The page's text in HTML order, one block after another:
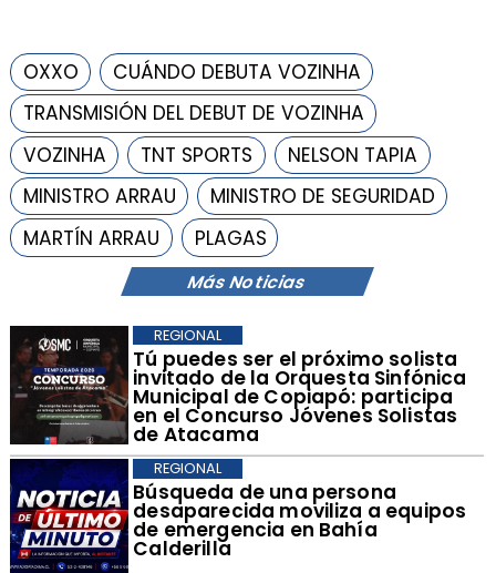
Más Noticias
Tú puedes ser el próximo solista
invitado de la Orquesta Sinfónica
Municipal de Copiapó: participa
en el Concurso Jóvenes Solistas
de Atacama
REGIONAL
Búsqueda de una persona
desaparecida moviliza a equipos
de emergencia en Bahía
Calderilla
REGIONAL
OXXO
CUÁNDO DEBUTA VOZINHA
TRANSMISIÓN DEL DEBUT DE VOZINHA
VOZINHA
TNT SPORTS
NELSON TAPIA
MINISTRO ARRAU
MINISTRO DE SEGURIDAD
MARTÍN ARRAU
PLAGAS